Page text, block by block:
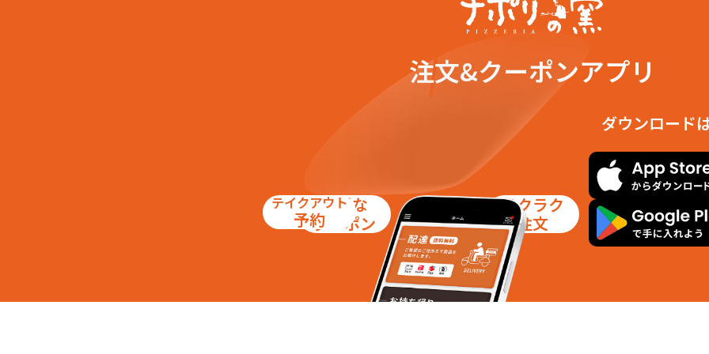
注文&クーポンアプリ
お得な
クーポン
テイクアウト
予約
ラクラク
注文
ダウンロード